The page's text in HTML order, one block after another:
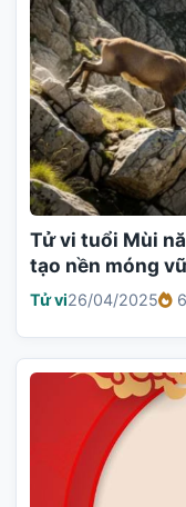
Tử vi tuổi Mùi
tạo nền móng
Tử vi26/04/2025